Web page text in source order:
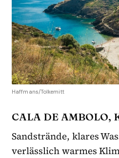
Haffmans/Tolkemitt
CALA DE AMBOLO,
Sandstrände, klares
verlässlich warmes